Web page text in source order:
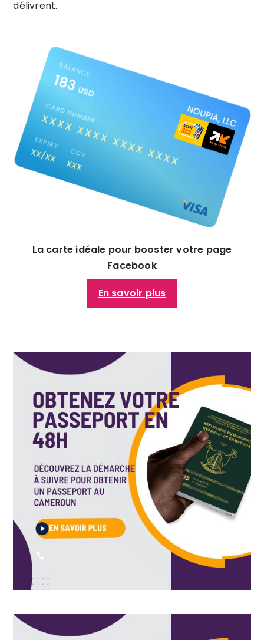
délivrent.
La carte idéale pour booster votre page
Facebook
En savoir plus